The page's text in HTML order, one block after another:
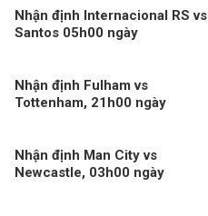
Nhận định Internacional RS vs
Santos 05h00 ngày
Nhận định Fulham vs
Tottenham, 21h00 ngày
Nhận định Man City vs
Newcastle, 03h00 ngày